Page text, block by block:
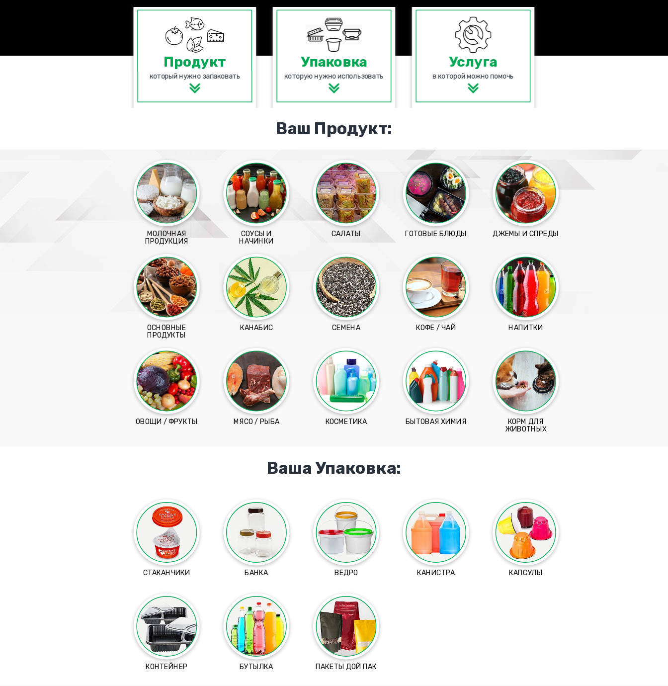
Продукт
который нужно запаковать
Упаковка
которую нужно использовать
Услуга
в которой можно помочь
Ваш Продукт:
МОЛОЧНАЯ
ПРОДУКЦИЯ
СОУСЫ И
НАЧИНКИ
САЛАТЫ ГОТОВЫЕ БЛЮДЫ ДЖЕМЫ И СПРЕДЫ
ОСНОВНЫЕ
ПРОДУКТЫ
КАНАБИС СЕМЕНА КОФЕ / ЧАЙ НАПИТКИ
ОВОЩИ / ФРУКТЫ МЯСО / РЫБА КОСМЕТИКА БЫТОВАЯ ХИМИЯ КОРМ ДЛЯ
ЖИВОТНЫХ
Ваша Упаковка:
СТАКАНЧИКИ БАНКА ВЕДРО КАНИСТРА КАПСУЛЫ
КОНТЕЙНЕР БУТЫЛКА ПАКЕТЫ ДОЙ ПАК